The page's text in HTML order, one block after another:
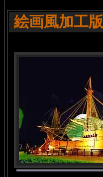
絵画風加工版